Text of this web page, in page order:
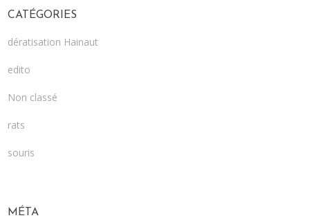
CATÉGORIES
dératisation Hainaut
edito
Non classé
rats
souris
MÉTA